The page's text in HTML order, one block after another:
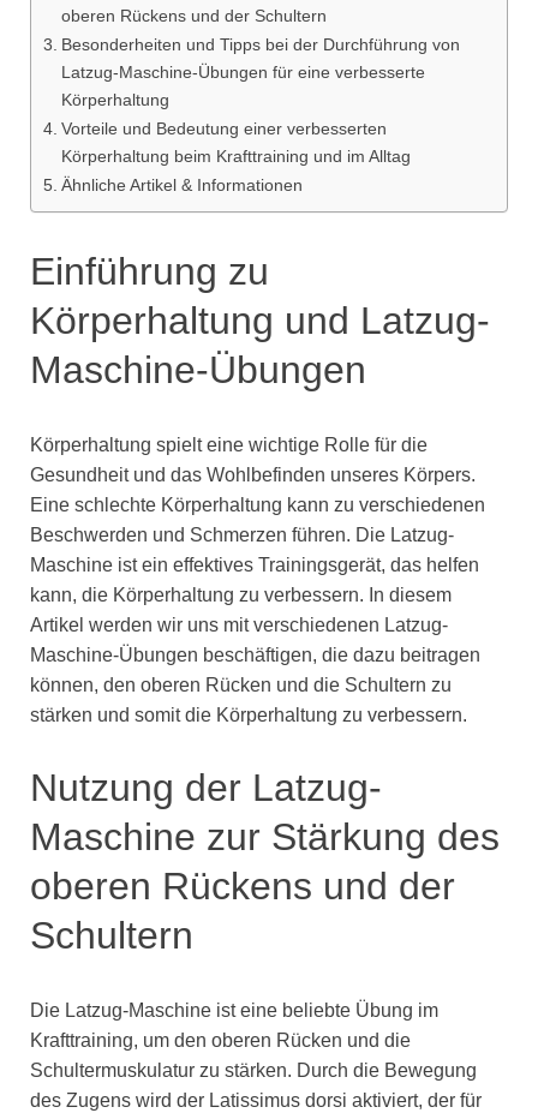
oberen Rückens und der Schultern
Besonderheiten und Tipps bei der Durchführung von
Latzug-Maschine-Übungen für eine verbesserte
Körperhaltung
Vorteile und Bedeutung einer verbesserten
Körperhaltung beim Krafttraining und im Alltag
Ähnliche Artikel & Informationen
Einführung zu
Körperhaltung und Latzug-
Maschine-Übungen
Körperhaltung spielt eine wichtige Rolle für die
Gesundheit und das Wohlbefinden unseres Körpers.
Eine schlechte Körperhaltung kann zu verschiedenen
Beschwerden und Schmerzen führen. Die Latzug-
Maschine ist ein effektives Trainingsgerät, das helfen
kann, die Körperhaltung zu verbessern. In diesem
Artikel werden wir uns mit verschiedenen Latzug-
Maschine-Übungen beschäftigen, die dazu beitragen
können, den oberen Rücken und die Schultern zu
stärken und somit die Körperhaltung zu verbessern.
Nutzung der Latzug-
Maschine zur Stärkung des
oberen Rückens und der
Schultern
Die Latzug-Maschine ist eine beliebte Übung im
Krafttraining, um den oberen Rücken und die
Schultermuskulatur zu stärken. Durch die Bewegung
des Zugens wird der Latissimus dorsi aktiviert, der für